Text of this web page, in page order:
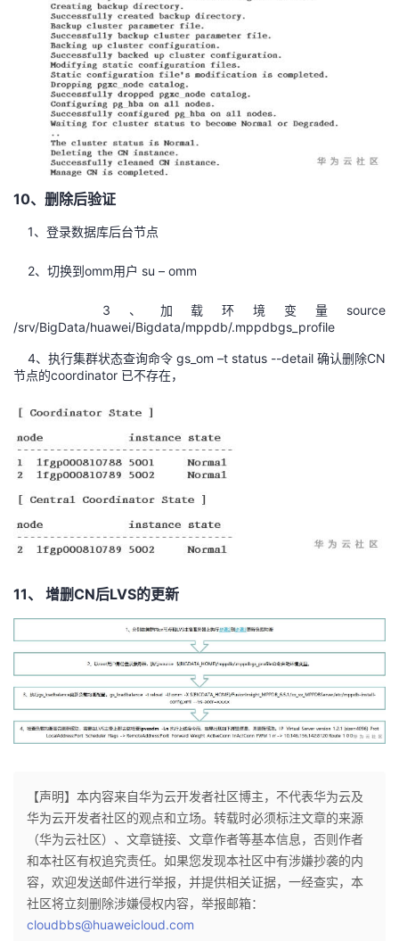
10、删除后验证
1、登录数据库后台节点
2、切换到omm用户 su – omm
3、加载环境变量source
/srv/BigData/huawei/Bigdata/mppdb/.mppdbgs_profile
4、执行集群状态查询命令 gs_om –t status --detail 确认删除CN
节点的coordinator 已不存在，
11、 增删CN后LVS的更新
【声明】本内容来自华为云开发者社区博主，不代表华为云及
华为云开发者社区的观点和立场。转载时必须标注文章的来源
（华为云社区）、文章链接、文章作者等基本信息，否则作者
和本社区有权追究责任。如果您发现本社区中有涉嫌抄袭的内
容，欢迎发送邮件进行举报，并提供相关证据，一经查实，本
社区将立刻删除涉嫌侵权内容，举报邮箱：
cloudbbs@huaweicloud.com